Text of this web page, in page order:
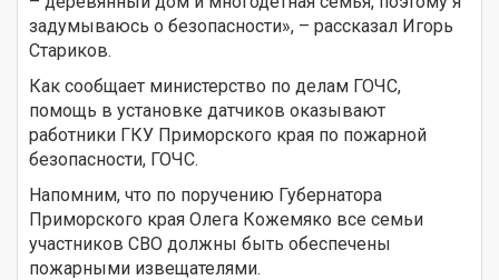
задумываюсь о безопасности», – рассказал Игорь
Стариков.
Как сообщает министерство по делам ГОЧС,
помощь в установке датчиков оказывают
работники ГКУ Приморского края по пожарной
безопасности, ГОЧС.
Напомним, что по поручению Губернатора
Приморского края Олега Кожемяко все семьи
участников СВО должны быть обеспечены
пожарными извещателями.